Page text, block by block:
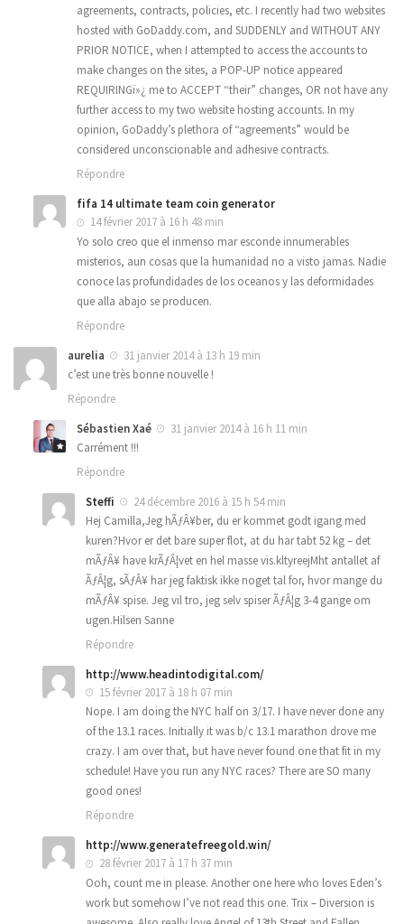
agreements, contracts, policies, etc. I recently had two websites
hosted with GoDaddy.com, and SUDDENLY and WITHOUT ANY
PRIOR NOTICE, when I attempted to access the accounts to
make changes on the sites, a POP-UP notice appeared
REQUIRINGï»¿ me to ACCEPT “their” changes, OR not have any
further access to my two website hosting accounts. In my
opinion, GoDaddy’s plethora of “agreements” would be
considered unconscionable and adhesive contracts.
Répondre
fifa 14 ultimate team coin generator
14 février 2017 à 16 h 48 min
Yo solo creo que el inmenso mar esconde innumerables
misterios, aun cosas que la humanidad no a visto jamas. Nadie
conoce las profundidades de los oceanos y las deformidades
que alla abajo se producen.
Répondre
aurelia
31 janvier 2014 à 13 h 19 min
c’est une très bonne nouvelle !
Répondre
Sébastien Xaé
31 janvier 2014 à 16 h 11 min
Carrément !!!
Répondre
Steffi
24 décembre 2016 à 15 h 54 min
Hej Camilla,Jeg hÃƒÂ¥ber, du er kommet godt igang med
kuren?Hvor er det bare super flot, at du har tabt 52 kg – det
mÃƒÂ¥ have krÃƒÂ¦vet en hel masse vis.kltyreejMht antallet af
ÃƒÂ¦g, sÃƒÂ¥ har jeg faktisk ikke noget tal for, hvor mange du
mÃƒÂ¥ spise. Jeg vil tro, jeg selv spiser ÃƒÂ¦g 3-4 gange om
ugen.Hilsen Sanne
Répondre
http://www.headintodigital.com/
15 février 2017 à 18 h 07 min
Nope. I am doing the NYC half on 3/17. I have never done any
of the 13.1 races. Initially it was b/c 13.1 marathon drove me
crazy. I am over that, but have never found one that fit in my
schedule! Have you run any NYC races? There are SO many
good ones!
Répondre
http://www.generatefreegold.win/
28 février 2017 à 17 h 37 min
Ooh, count me in please. Another one here who loves Eden’s
work but somehow I’ve not read this one. Trix – Diversion is